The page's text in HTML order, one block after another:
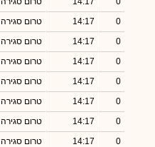
0
14:17 טרום סגירה
0
14:17 טרום סגירה
0
14:17 טרום סגירה
0
14:17 טרום סגירה
0
14:17 טרום סגירה
0
14:17 טרום סגירה
0
14:17 טרום סגירה